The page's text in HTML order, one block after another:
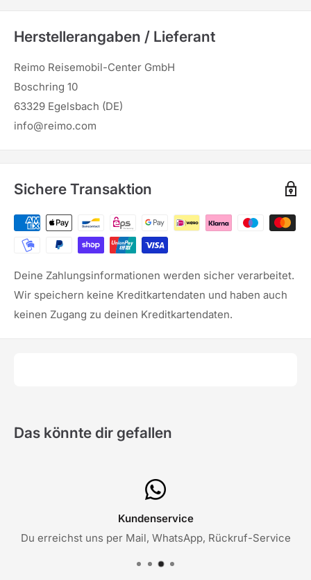
Herstellerangaben / Lieferant
Reimo Reisemobil-Center GmbH
Boschring 10
63329 Egelsbach (DE)
info@reimo.com
Sichere Transaktion
Deine Zahlungsinformationen werden sicher verarbeitet.
Wir speichern keine Kreditkartendaten und haben auch
keinen Zugang zu deinen Kreditkartendaten.
Das könnte dir gefallen
Kundenservice
Du erreichst uns per Mail, WhatsApp, Rückruf-Service